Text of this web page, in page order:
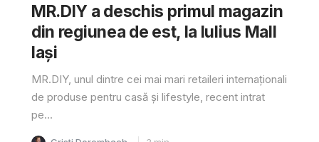
MR.DIY a deschis primul magazin
din regiunea de est, la Iulius Mall
Iași
MR.DIY, unul dintre cei mai mari retaileri internaționali
de produse pentru casă și lifestyle, recent intrat
pe...